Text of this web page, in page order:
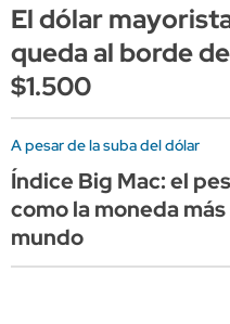
El dólar
queda al borde
$1.500
A pesar de la suba del dólar
Índice Big Mac: el
como la moneda
mundo